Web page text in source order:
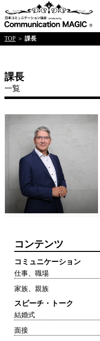
TOP＞ 課長
課長
一覧
コンテンツ
コミュニケーション
仕事、職場
家族、親族
スピーチ・トーク
結婚式
面接